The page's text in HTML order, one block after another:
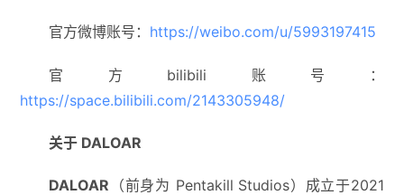
官方微博账号： https://weibo.com/u/5993197415
官方bilibili账号：
https://space.bilibili.com/2143305948/
关于 DALOAR
DALOAR （前身为 Pentakill Studios）成立于2021